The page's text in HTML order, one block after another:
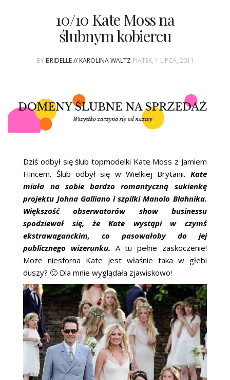
WASZE ŚLUBY
{HOT SEXY BEST}
ŚLUBNE STYLE
MAGAZYNY
ARCHIWUM
10/10 Kate Moss na
ślubnym kobiercu
BY BRIDELLE // KAROLINA WALTZ PIĄTEK, 1 LIPCA, 2011
Dziś odbył się ślub topmodelki Kate Moss z Jamiem
Hincem. Ślub odbył się w Wielkiej Brytanii. Kate
miała na sobie bardzo romantyczną sukienkę
projektu Johna Galliano i szpilki Manolo Blahnika.
Większość obserwatorów show businessu
spodziewał się, że Kate wystąpi w czymś
ekstrawaganckim, co pasowałoby do jej
publicznego wizerunku. A tu pełne zaskoczenie!
Może niesforna Kate jest właśnie taka w głebi
duszy? 🙂 Dla mnie wyglądała zjawiskowo!